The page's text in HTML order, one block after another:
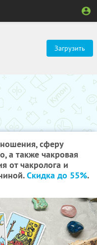
Загрузить
сферу
а также чакровая
от чакролога и
Скидка до 55%.